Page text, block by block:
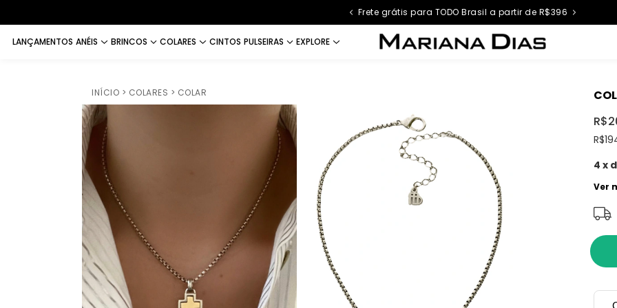
Frete grátis para TODO Brasil a partir de R$396
LANÇAMENTOS ANÉIS BRINCOS COLARES CINTOS PULSEIRAS EXPLORE
INÍCIO > COLARES > COLAR
4 x
Ver